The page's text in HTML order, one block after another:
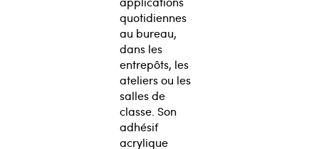
quotidiennes
au bureau,
dans les
entrepôts, les
ateliers ou les
salles de
classe. Son
adhésif
acrylique